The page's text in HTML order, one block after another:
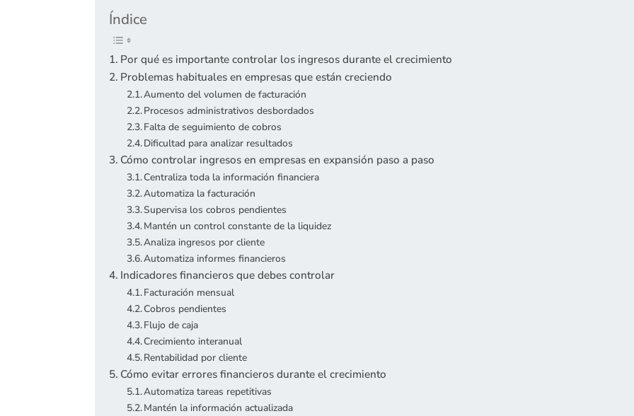
Índice
Por qué es importante controlar los ingresos durante el crecimiento
Problemas habituales en empresas que están creciendo
Aumento del volumen de facturación
Procesos administrativos desbordados
Falta de seguimiento de cobros
Dificultad para analizar resultados
Cómo controlar ingresos en empresas en expansión paso a paso
Centraliza toda la información financiera
Automatiza la facturación
Supervisa los cobros pendientes
Mantén un control constante de la liquidez
Analiza ingresos por cliente
Automatiza informes financieros
Indicadores financieros que debes controlar
Facturación mensual
Cobros pendientes
Flujo de caja
Crecimiento interanual
Rentabilidad por cliente
Cómo evitar errores financieros durante el crecimiento
Automatiza tareas repetitivas
Mantén la información actualizada